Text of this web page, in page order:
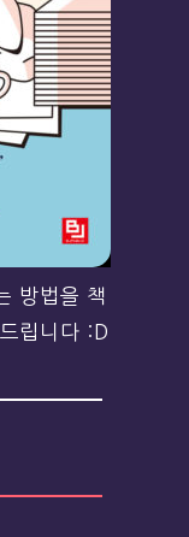
방법을 책
립니다 :D